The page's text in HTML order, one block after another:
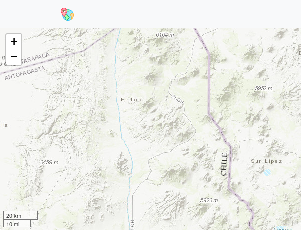
+
−
20 km
10 mi